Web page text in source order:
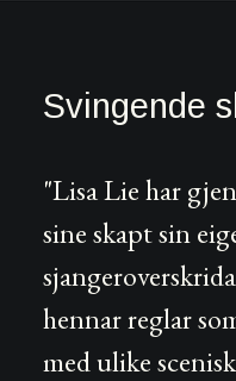
Svingende
"Lisa Lie har
sine skapt sin
hennar reglar
med ulike